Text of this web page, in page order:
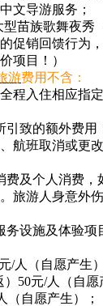
文导游服务；
型苗族歌舞夜秀
促销回馈行为
项目！）
游费用不含：
程入住相应指
引致的额外费用
航班取消或更
费及个人消费
旅游人身意外
务设施及体验项
/人（自愿产生）
50元/人（自愿
（自愿产生）；